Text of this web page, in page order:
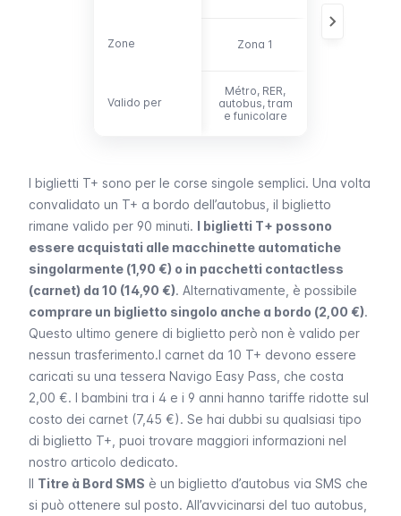
Zone
Valido per
Zone Zona 1
Valido per
Métro, RER,
autobus, tram
e funicolare
I biglietti T+ sono per le corse singole semplici. Una volta
convalidato un T+ a bordo dell’autobus, il biglietto
rimane valido per 90 minuti. I biglietti T+ possono
essere acquistati alle macchinette automatiche
singolarmente (1,90 €) o in pacchetti contactless
(carnet) da 10 (14,90 €). Alternativamente, è possibile
comprare un biglietto singolo anche a bordo (2,00 €).
Questo ultimo genere di biglietto però non è valido per
nessun trasferimento.I carnet da 10 T+ devono essere
caricati su una tessera Navigo Easy Pass , che costa
2,00 €. I bambini tra i 4 e i 9 anni hanno tariffe ridotte sul
costo dei carnet (7,45 €). Se hai dubbi su qualsiasi tipo
di biglietto T+, puoi trovare maggiori informazioni nel
nostro articolo dedicato.
Il Titre à Bord SMS è un biglietto d’autobus via SMS che
si può ottenere sul posto. All’avvicinarsi del tuo autobus,